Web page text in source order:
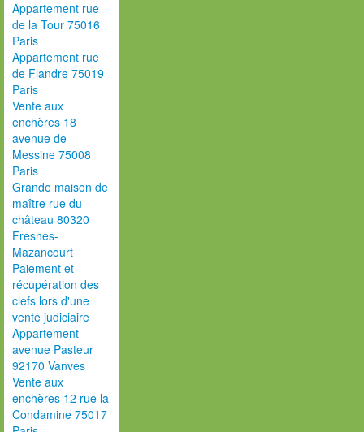
Appartement rue
de la Tour 75016
Paris
Appartement rue
de Flandre 75019
Paris
Vente aux
enchères 18
avenue de
Messine 75008
Paris
Grande maison de
maître rue du
château 80320
Fresnes-
Mazancourt
Paiement et
récupération des
clefs lors d'une
vente judiciaire
Appartement
avenue Pasteur
92170 Vanves
Vente aux
enchères 12 rue la
Condamine 75017